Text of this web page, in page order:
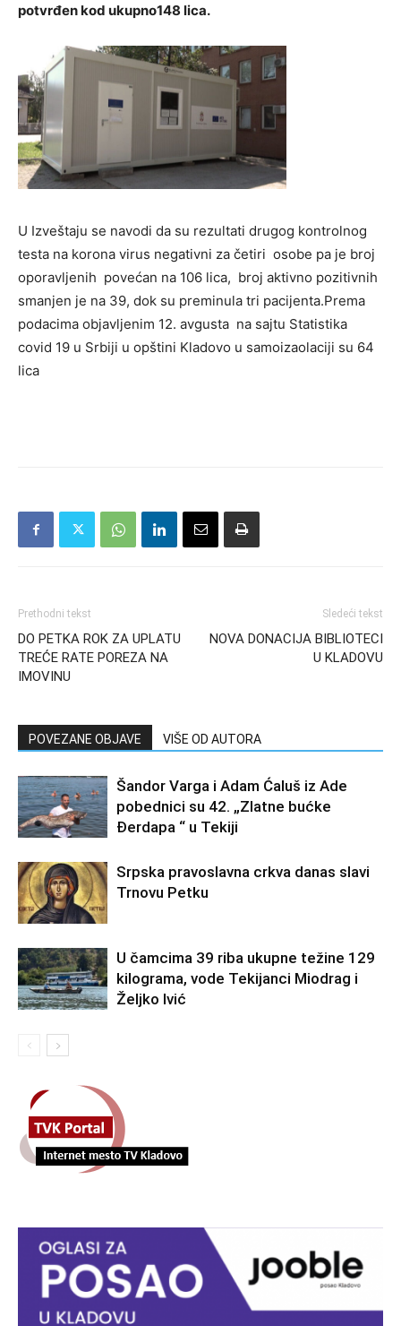
potvrđen kod ukupno148 lica.
U Izveštaju se navodi da su rezultati drugog kontrolnog
testa na korona virus negativni za četiri osobe pa je broj
oporavljenih povećan na 106 lica, broj aktivno pozitivnih
smanjen je na 39, dok su preminula tri pacijenta.Prema
podacima objavljenim 12. avgusta na sajtu Statistika
covid 19 u Srbiji u opštini Kladovo u samoizaolaciji su 64
lica
Prethodni tekst
DO PETKA ROK ZA UPLATU
TREĆE RATE POREZA NA
IMOVINU
Sledeći tekst
NOVA DONACIJA BIBLIOTECI
U KLADOVU
POVEZANE OBJAVE VIŠE OD AUTORA
Šandor Varga i Adam Ćaluš iz Ade
pobednici su 42. „Zlatne bućke
Đerdapa “ u Tekiji
Srpska pravoslavna crkva danas slavi
Trnovu Petku
U čamcima 39 riba ukupne težine 129
kilograma, vode Tekijanci Miodrag i
Željko Ivić